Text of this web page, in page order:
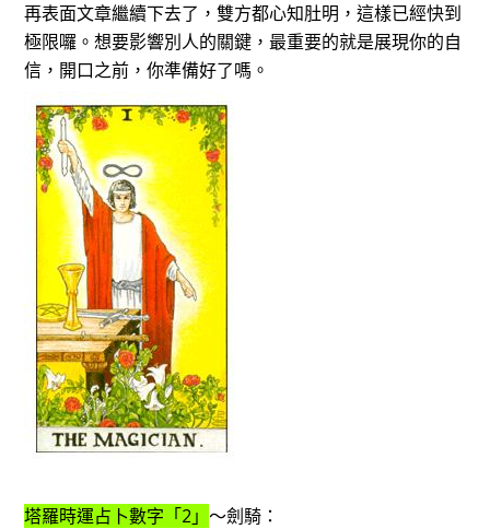
再表面文章繼續下去了，雙方都心知肚明，這樣已經快到
極限囉。想要影響別人的關鍵，最重要的就是展現你的自
信，開口之前，你準備好了嗎。
塔羅時運占卜數字「2」 ～劍騎：